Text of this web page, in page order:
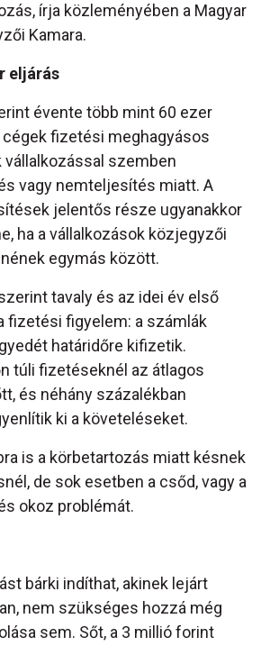
írja közleményében a Magyar
Kamara.
eljárás
évente több mint 60 ezer
fizetési meghagyásos
vállalkozással szemben
vagy nemteljesítés miatt. A
jelentős része ugyanakkor
ha a vállalkozások közjegyzői
egymás között.
tavaly és az idei év első
fizetési figyelem: a számlák
határidőre kifizetik.
túli fizetéseknél az átlagos
és néhány százalékban
ki a követeléseket.
is a körbetartozás miatt késnek
de sok esetben a csőd, vagy a
okoz problémát.
bárki indíthat, akinek lejárt
nem szükséges hozzá még
sem. Sőt, a 3 millió forint